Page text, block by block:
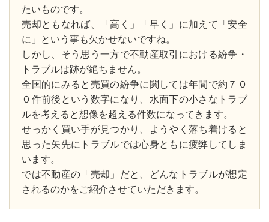
たいものです。
売却ともなれば、「高く」「早く」に加えて「安全
に」という事も欠かせないですね。
しかし、そう思う一方で不動産取引における紛争・
トラブルは跡が絶ちません。
全国的にみると売買の紛争に関しては年間で約７０
０件前後という数字になり、水面下の小さなトラブ
ルを考えると想像を超える件数になってきます。
せっかく買い手が見つかり、ようやく落ち着けると
思った矢先にトラブルでは心身ともに疲弊してしま
います。
では不動産の「売却」だと、どんなトラブルが想定
されるのかをご紹介させていただきます。